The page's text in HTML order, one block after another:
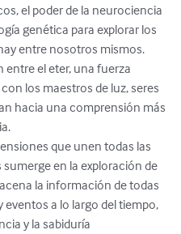
el poder de la neurociencia
genética para explorar los
entre nosotros mismos.
los maestros de luz, seres
hacia una comprensión más
que unen todas las
en la exploración de
la información de todas
eventos a lo largo del tiempo,
y la sabiduría